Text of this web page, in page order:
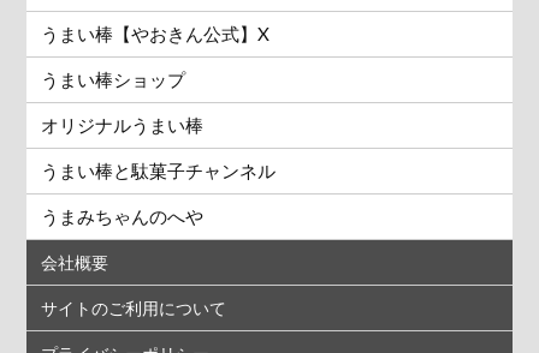
うまい棒【やおきん公式】X
うまい棒ショップ
オリジナルうまい棒
うまい棒と駄菓子チャンネル
うまみちゃんのへや
会社概要
サイトのご利用について